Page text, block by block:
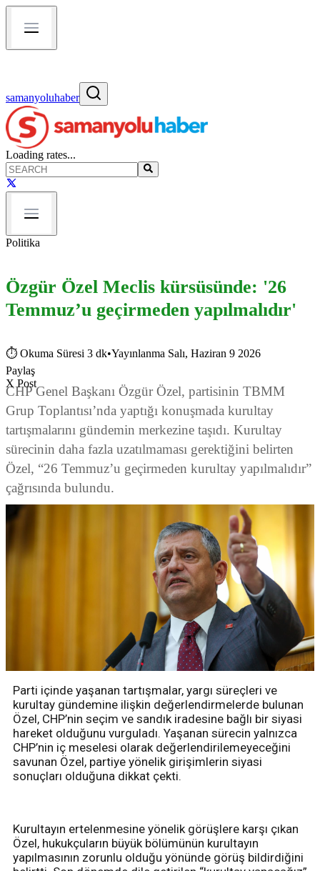
samanyoluhaber
Loading rates...
Politika
Özgür Özel Meclis kürsüsünde: '26
Temmuz’u geçirmeden yapılmalıdır'
⏱ Okuma Süresi 3 dk•Yayınlanma Salı, Haziran 9 2026
Paylaş
X Post
CHP Genel Başkanı Özgür Özel, partisinin TBMM
Grup Toplantısı’nda yaptığı konuşmada kurultay
tartışmalarını gündemin merkezine taşıdı. Kurultay
sürecinin daha fazla uzatılmaması gerektiğini belirten
Özel, “26 Temmuz’u geçirmeden kurultay yapılmalıdır”
çağrısında bulundu.
Parti içinde yaşanan tartışmalar, yargı süreçleri ve
kurultay gündemine ilişkin değerlendirmelerde bulunan
Özel, CHP’nin seçim ve sandık iradesine bağlı bir siyasi
hareket olduğunu vurguladı. Yaşanan sürecin yalnızca
CHP’nin iç meselesi olarak değerlendirilemeyeceğini
savunan Özel, partiye yönelik girişimlerin siyasi
sonuçları olduğuna dikkat çekti.
Kurultayın ertelenmesine yönelik görüşlere karşı çıkan
Özel, hukukçuların büyük bölümünün kurultayın
yapılmasının zorunlu olduğu yönünde görüş bildirdiğini